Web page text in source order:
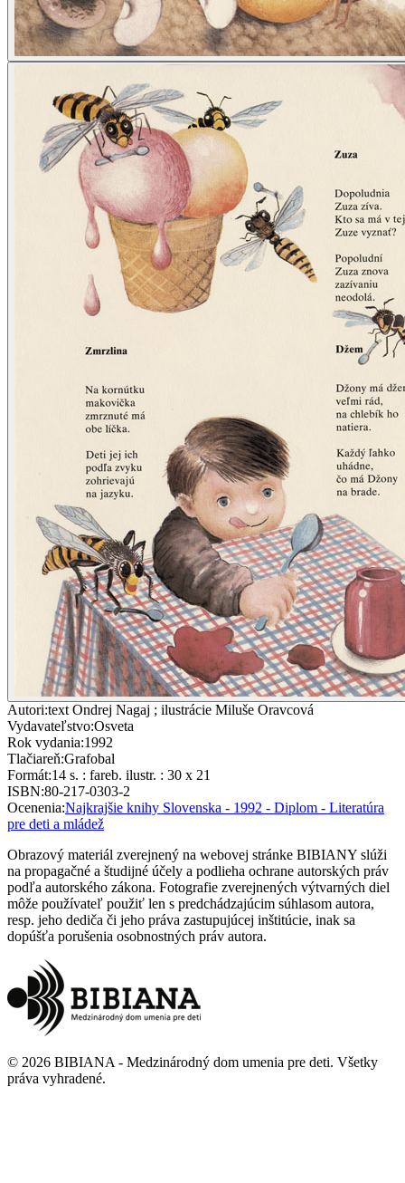
Autori:text Ondrej Nagaj ; ilustrácie Miluše Oravcová
Vydavateľstvo:Osveta
Rok vydania:1992
Tlačiareň:Grafobal
Formát:14 s. : fareb. ilustr. : 30 x 21
ISBN:80-217-0303-2
Ocenenia:Najkrajšie knihy Slovenska - 1992 - Diplom - Literatúra
pre deti a mládež
Obrazový materiál zverejnený na webovej stránke BIBIANY slúži
na propagačné a študijné účely a podlieha ochrane autorských práv
podľa autorského zákona. Fotografie zverejnených výtvarných diel
môže používateľ použiť len s predchádzajúcim súhlasom autora,
resp. jeho dediča či jeho práva zastupujúcej inštitúcie, inak sa
dopúšťa porušenia osobnostných práv autora.
© 2026 BIBIANA - Medzinárodný dom umenia pre deti. Všetky
práva vyhradené.